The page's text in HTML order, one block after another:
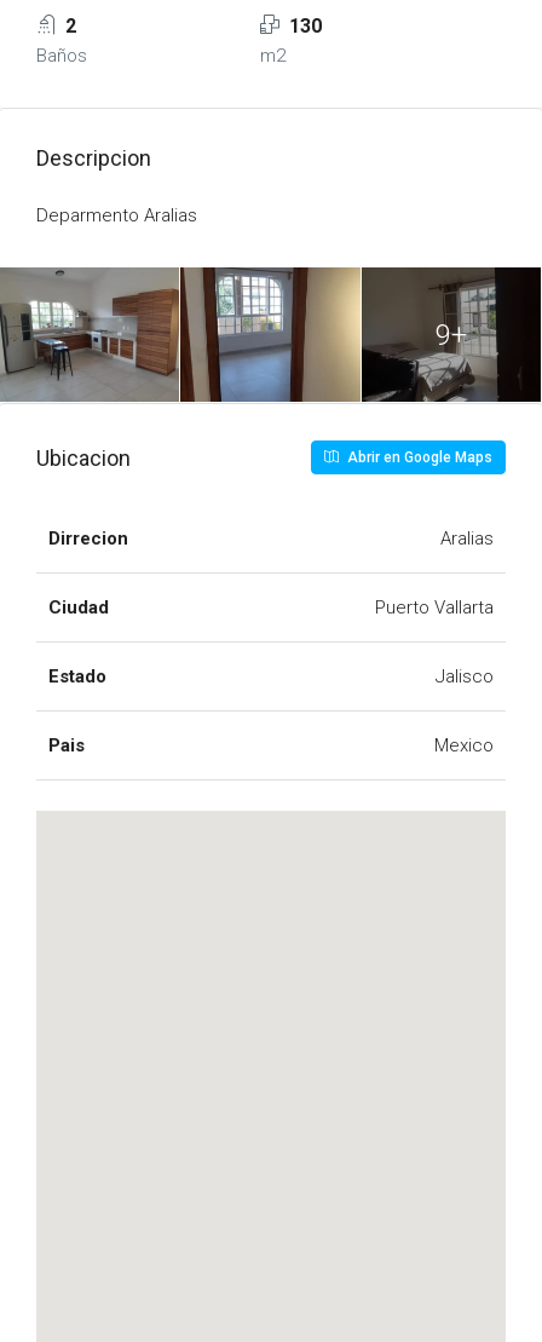
2
Baños
130
m2
Descripcion
Deparmento Aralias
9+
Ubicacion Abrir en Google Maps
Dirrecion Aralias
Ciudad Puerto Vallarta
Estado Jalisco
Pais Mexico